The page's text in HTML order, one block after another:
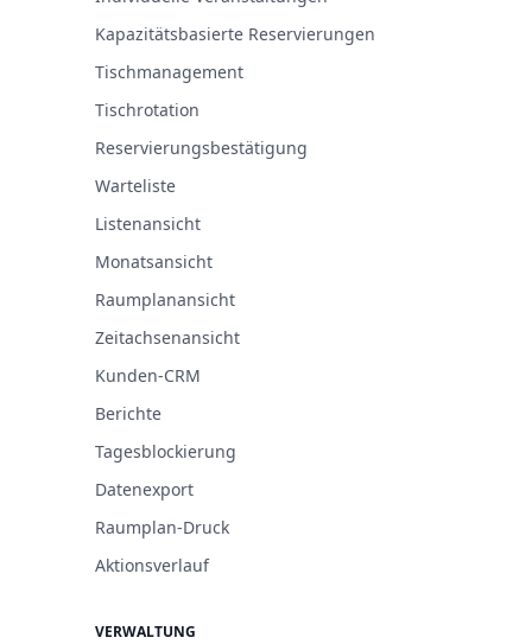
Kapazitätsbasierte Reservierungen
Tischmanagement
Tischrotation
Reservierungsbestätigung
Warteliste
Listenansicht
Monatsansicht
Raumplanansicht
Zeitachsenansicht
Kunden-CRM
Berichte
Tagesblockierung
Datenexport
Raumplan-Druck
Aktionsverlauf
VERWALTUNG